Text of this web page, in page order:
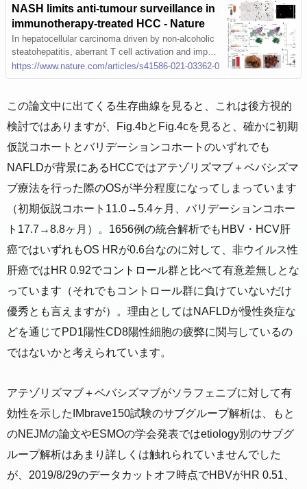
NASH limits anti-tumour surveillance in
immunotherapy-treated HCC - Nature
In hepatocellular carcinoma driven by non-alcoholic
steatohepatitis, aberrant T cell activation and impair
ed immune surveillance seem to make hepatocellula
r carcinoma less responsive to anti-PD1 or anti-PDL
https://www.nature.com/articles/s41586-021-03362-0
この論文中に出てくる生存曲線を見ると、これは後方視的
検討ではありますが、Fig.4bとFig.4cを見ると、確かに初期
仮説コホートとバリデーションコホートのいずれでも
NAFLDが背景にあるHCCではアテゾリズマブ＋ベバシズマ
ブ療法を行った際のOSが半分程度になってしまっています
（初期仮説コホート11.0→5.4ヶ月、バリデーションコホー
ト17.7→8.8ヶ月）。1656例の統合解析でもHBV・HCV肝
癌ではいずれもOS HRが0.6台なのに対して、非ウイルス性
肝癌ではHR 0.92でコントロール群と比べて有意差無しとな
っています（それでもコントロール群に負けていないだけ
優秀とも言えますが）。理由としてはNAFLDが慢性炎症な
どを通じてPD1陽性CD8陽性細胞の疲弊に関与しているの
ではないかと考えられています。
アテゾリズマブ＋ベバシズマブがソラフェニブに対して有
効性を示したIMbrave150試験のサブグループ解析は、もと
のNEJMの論文やESMOの学会発表ではetiology別のサブグ
ループ解析はあまり詳しくは触れられていませんでした
が、2019/8/29のデータカットオフ時点でHBVがHR 0.51、